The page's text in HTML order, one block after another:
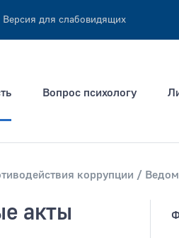
Версия для слабовидящих
Вопрос психологу
коррупции
акты